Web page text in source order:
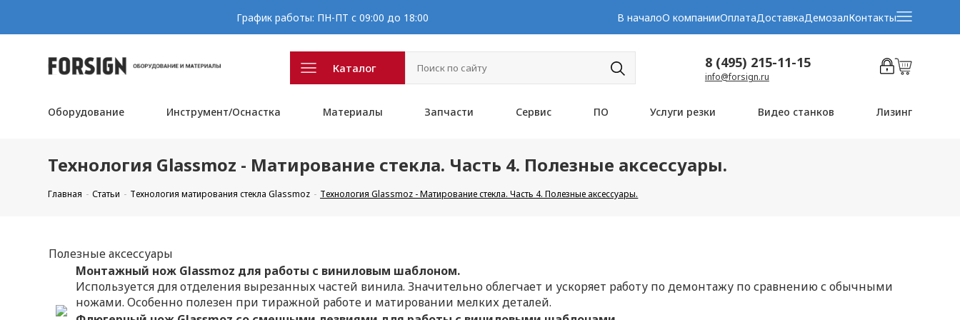
График работы: ПН-ПТ с 09:00 до 18:00 В началоО компанииОплатаДоставкаДемозалКонтакты
Каталог 8 (495) 215-11-15
info@forsign.ru
Оборудование Инструмент/Оснастка Материалы Запчасти Сервис ПО Услуги резки Видео станков Лизинг
Технология Glassmoz - Матирование стекла. Часть 4. Полезные аксессуары.
Главная Статьи Технология матирования стекла Glassmoz Технология Glassmoz - Матирование стекла. Часть 4. Полезные аксессуары.
Полезные аксессуары
Монтажный нож Glassmoz для работы с виниловым шаблоном.
Используется для отделения вырезанных частей винила. Значительно облегчает и ускоряет работу по демонтажу по сравнению с обычными
ножами. Особенно полезен при тиражной работе и матировании мелких деталей.